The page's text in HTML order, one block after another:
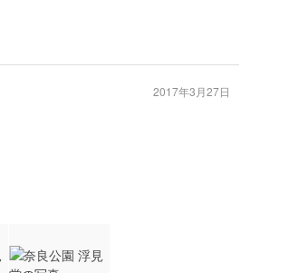
2017年3月27日